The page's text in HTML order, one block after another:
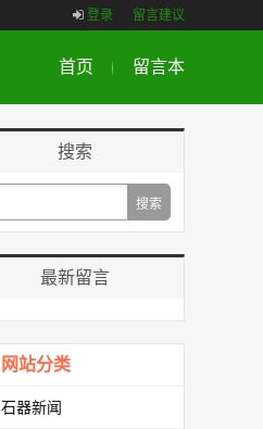
登录 留言建议
首页 留言本
搜索
最新留言
网站分类
石器新闻